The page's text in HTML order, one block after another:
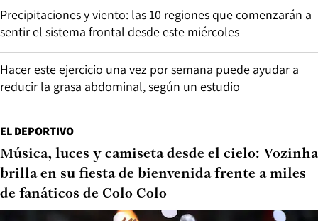
Precipitaciones y viento: las 10 regiones que comenzarán a
sentir el sistema frontal desde este miércoles
Hacer este ejercicio una vez por semana puede ayudar a
reducir la grasa abdominal, según un estudio
EL DEPORTIVO
Música, luces y camiseta desde el cielo: Vozinha
brilla en su fiesta de bienvenida frente a miles
de fanáticos de Colo Colo